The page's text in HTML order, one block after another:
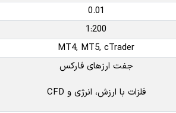
0.01
1:200
MT4, MT5, cTrader
جفت ارزهای فارکس
فلزات با ارزش، انرژی و CFD